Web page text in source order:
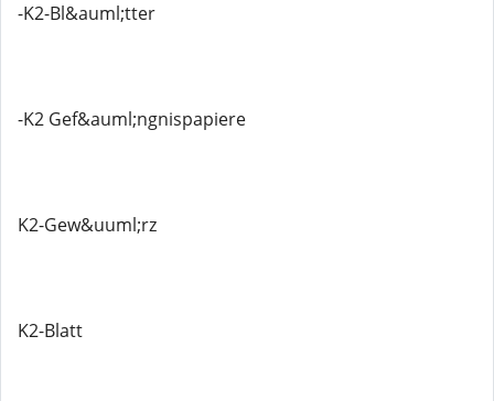
-K2-Bl&auml;tter
-K2 Gef&auml;ngnispapiere
K2-Gew&uuml;rz
K2-Blatt